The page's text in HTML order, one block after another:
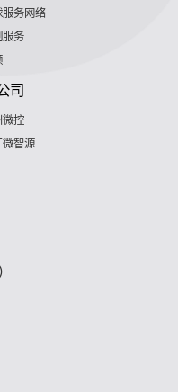
服务网络
服务
司
微控
微智源